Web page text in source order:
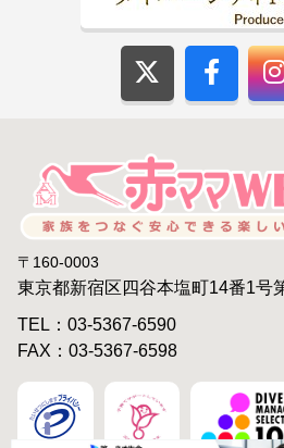
〒160-0003
東京都新宿区四谷本塩町14番1号
TEL：03-5367-6590
FAX：03-5367-6598